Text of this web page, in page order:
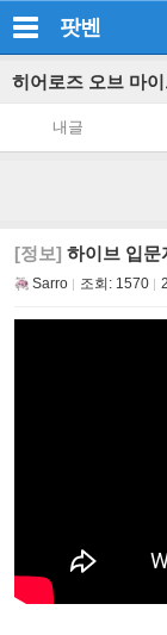
팟벤
내글
[정보] 하이브 입문
Sarro 조회: 1570